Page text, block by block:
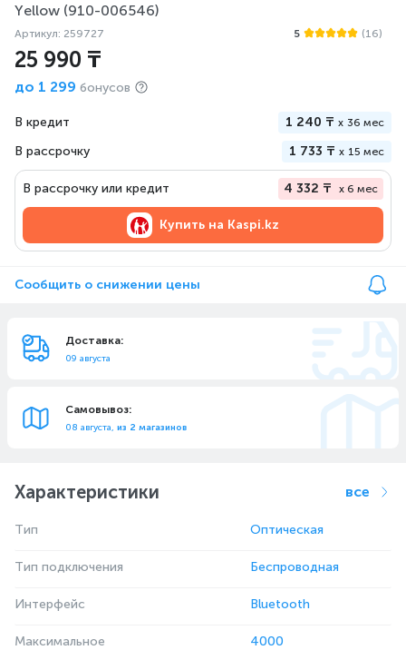
Yellow (910-006546)
Артикул: 259727 5 (16)
25 990 ₸
до 1 299 бонусов
В кредит 1 240 ₸ x 36 мес
В рассрочку 1 733 ₸ x 15 мес
В рассрочку или кредит 4 332 ₸ x 6 мес
Купить на Kaspi.kz
Сообщить о снижении цены
Доставка:
09 августа
Самовывоз:
08 августа, из 2 магазинов
Характеристики все
Тип Оптическая
Тип подключения Беспроводная
Интерфейс Bluetooth
Максимальное
4000